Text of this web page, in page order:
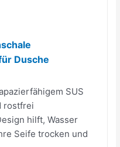
Dusche
SUS
rostfrei
hilft, Wasser
Seife trocken und